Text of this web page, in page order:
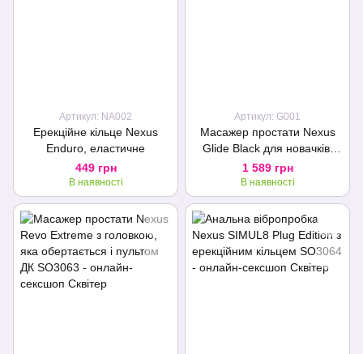
Артикул: NA002
Ерекційне кільце Nexus
Enduro, еластичне
449 грн
В наявності
Артикул: G001
Масажер простати Nexus
Glide Black для новачків,
ультрастимулювальний, з
масажером промежини
1 589 грн
В наявності